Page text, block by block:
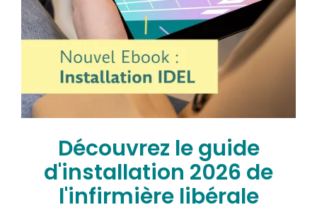
Découvrez le guide
d'installation 2026 de
l'infirmière libérale